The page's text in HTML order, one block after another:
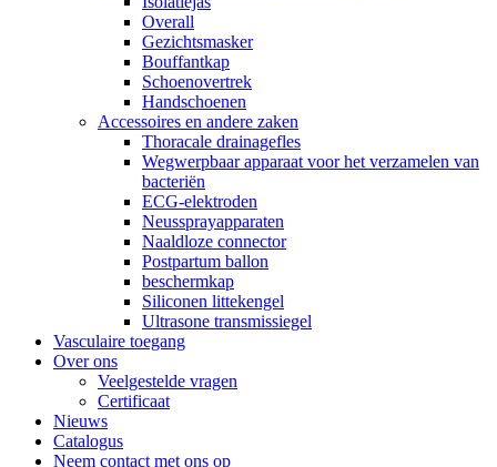
Overall
Gezichtsmasker
Bouffantkap
Schoenovertrek
Handschoenen
Accessoires en andere zaken
Thoracale drainagefles
Wegwerpbaar apparaat voor het verzamelen van
bacteriën
ECG-elektroden
Neussprayapparaten
Naaldloze connector
Postpartum ballon
beschermkap
Siliconen littekengel
Ultrasone transmissiegel
Vasculaire toegang
Over ons
Veelgestelde vragen
Certificaat
Nieuws
Catalogus
Neem contact met ons op